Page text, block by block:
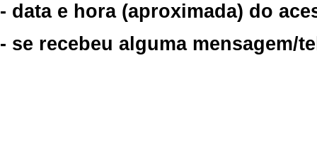
- data e hora (aproximada) do
- se recebeu alguma mensagem/